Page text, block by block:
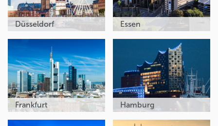
Düsseldorf Essen
Frankfurt Hamburg